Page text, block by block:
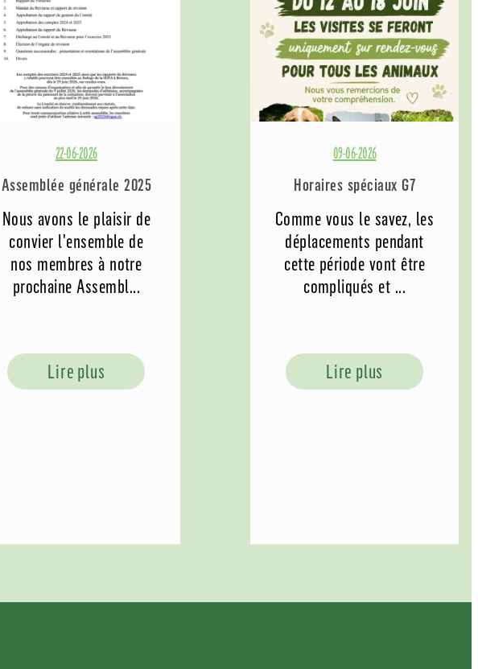
22-06-2026
Assemblée générale 2025
Nous avons le plaisir de
convier l'ensemble de
nos membres à notre
prochaine Assembl...
Lire plus
09-06-2026
Horaires spéciaux G7
Comme vous le savez, les
déplacements pendant
cette période vont être
compliqués et ...
Lire plus